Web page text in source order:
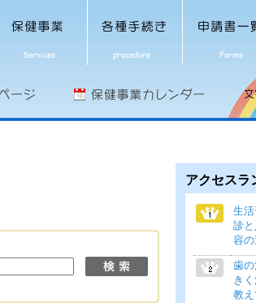
アクセスラ
生
診
容
歯
き
教え